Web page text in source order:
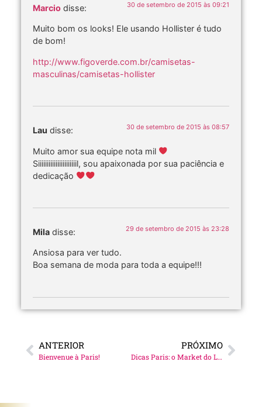
Marcio disse: 30 de setembro de 2015 às 09:21
Muito bom os looks! Ele usando Hollister é tudo
de bom!
http://www.figoverde.com.br/camisetas-
masculinas/camisetas-hollister
Lau disse: 30 de setembro de 2015 às 08:57
Muito amor sua equipe nota mil
Siiiiiiiiiiiiiiiiiiiiiil, sou apaixonada por sua paciência e
dedicação
Mila disse: 29 de setembro de 2015 às 23:28
Ansiosa para ver tudo.
Boa semana de moda para toda a equipe!!!
ANTERIOR
Bienvenue à Paris!
PRÓXIMO
Dicas Paris: o Market do Le Bon Marché!